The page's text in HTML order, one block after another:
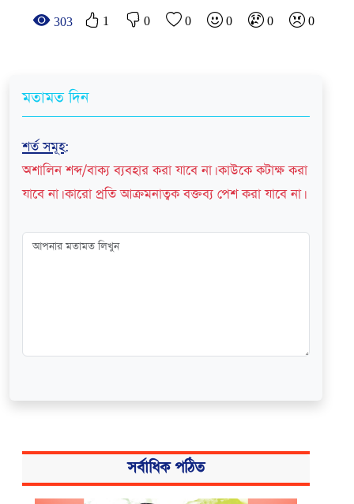
303 1 0 0 0 0 0
মতামত দিন
শর্ত সমূহ:
অশালিন শব্দ/বাক্য ব্যবহার করা যাবে না। কাউকে কটাক্ষ করা
যাবে না। কারো প্রতি আক্রমনাত্বক বক্তব্য পেশ করা যাবে না।
সর্বাধিক পঠিত